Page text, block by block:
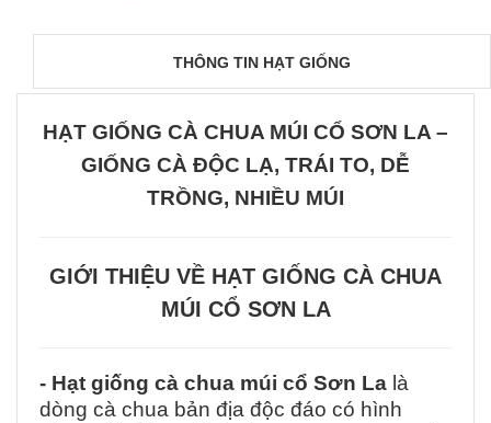
THÔNG TIN HẠT GIỐNG
HẠT GIỐNG CÀ CHUA MÚI CỔ SƠN LA –
GIỐNG CÀ ĐỘC LẠ, TRÁI TO, DỄ
TRỒNG, NHIỀU MÚI
GIỚI THIỆU VỀ HẠT GIỐNG CÀ CHUA
MÚI CỔ SƠN LA
- Hạt giống cà chua múi cổ Sơn La là
dòng cà chua bản địa độc đáo có hình